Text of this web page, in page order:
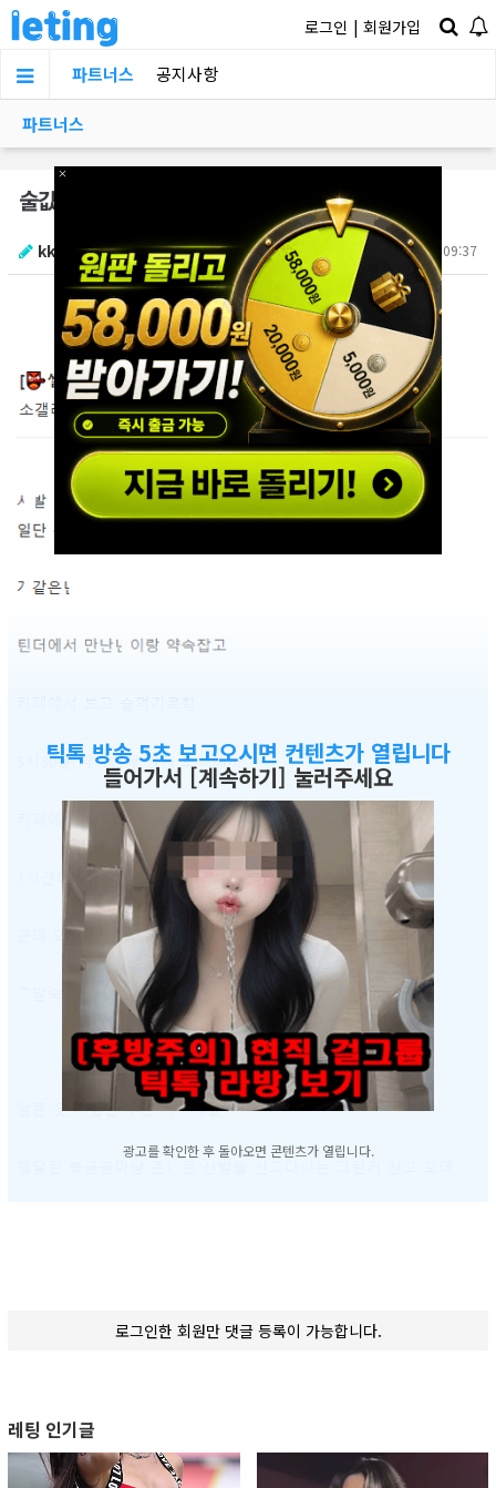
로그인 | 회원가입
파트너스 공지사항
파트너스
술값 16만원 ㅁ튀한 여자 ㄲ셔서 ㅈ싸한 썰
kkkkk1212 2025.10.04 09:37
틱톡 방송 5초 보고오시면 컨텐츠가 열립니다
들어가서 [계속하기] 눌러주세요
광고를 확인한 후 돌아오면 콘텐츠가 열립니다.
로그인한 회원만 댓글 등록이 가능합니다.
레팅 인기글
×